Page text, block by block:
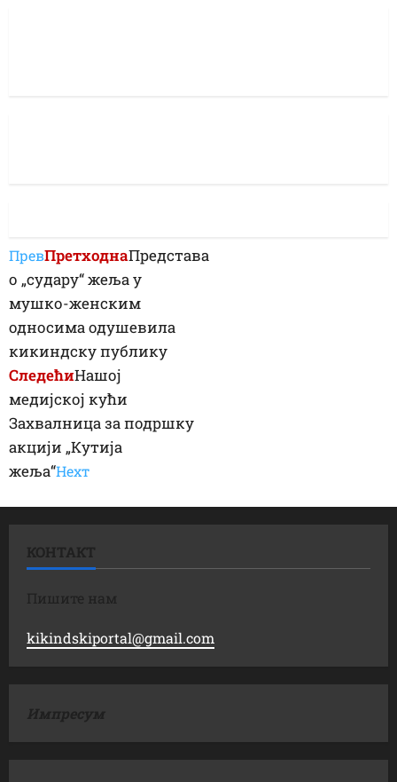
ПревПретходнаПредстава
о „судару“ жеља у
мушко-женским
односима одушевила
кикиндску публику
СледећиНашој
медијској кући
Захвалница за подршку
акцији „Кутија
жеља“Неxт
КОНТАКТ
Пишите нам
kikindskiportal@gmail.com
Импресум